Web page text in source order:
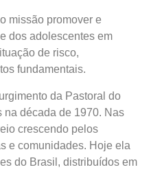
missão promover e
dos adolescentes em
de risco,
fundamentais.
da Pastoral do
na década de 1970. Nas
crescendo pelos
e comunidades. Hoje ela
do Brasil, distribuídos em